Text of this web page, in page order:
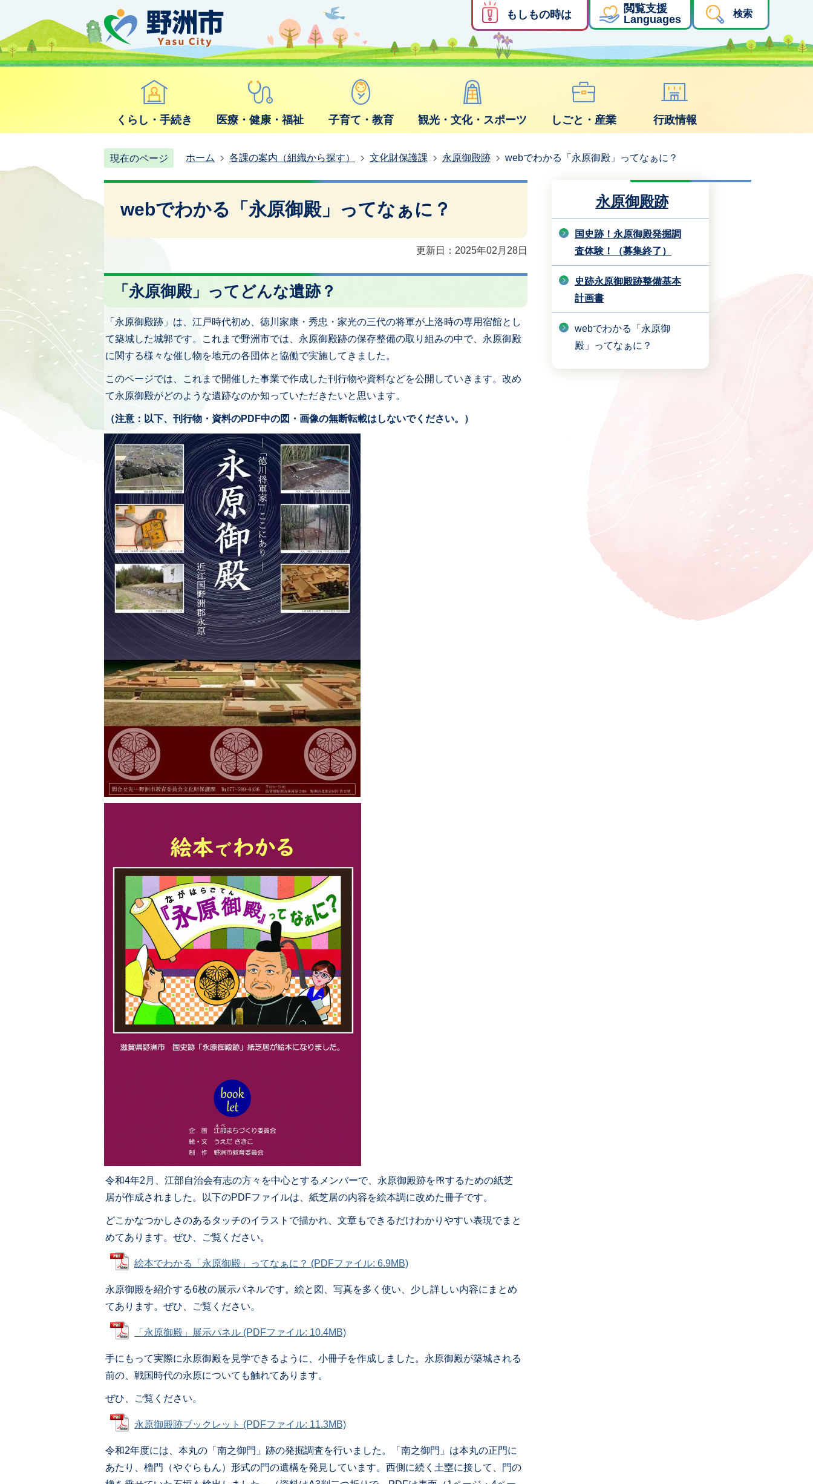
もしもの時は
閲覧支援
Languages
検索
くらし・手続き 医療・健康・福祉 子育て・教育 観光・文化・スポーツ しごと・産業 行政情報
現在のページ ホーム 各課の案内（組織から探す） 文化財保護課 永原御殿跡 webでわかる「永原御殿」ってなぁに？
webでわかる「永原御殿」ってなぁに？
更新日：2025年02月28日
「永原御殿」ってどんな遺跡？
「永原御殿跡」は、江戸時代初め、徳川家康・秀忠・家光の三代の将軍が上洛時の専用宿館とし
て築城した城郭です。これまで野洲市では、永原御殿跡の保存整備の取り組みの中で、永原御殿
に関する様々な催し物を地元の各団体と協働で実施してきました。
このページでは、これまで開催した事業で作成した刊行物や資料などを公開していきます。改め
て永原御殿がどのような遺跡なのか知っていただきたいと思います。
（注意：以下、刊行物・資料のPDF中の図・画像の無断転載はしないでください。）
令和4年2月、江部自治会有志の方々を中心とするメンバーで、永原御殿跡を㏚するための紙芝
居が作成されました。以下のPDFファイルは、紙芝居の内容を絵本調に改めた冊子です。
どこかなつかしさのあるタッチのイラストで描かれ、文章もできるだけわかりやすい表現でまと
めてあります。ぜひ、ご覧ください。
絵本でわかる「永原御殿」ってなぁに？ (PDFファイル: 6.9MB)
永原御殿を紹介する6枚の展示パネルです。絵と図、写真を多く使い、少し詳しい内容にまとめ
てあります。ぜひ、ご覧ください。
「永原御殿」展示パネル (PDFファイル: 10.4MB)
手にもって実際に永原御殿を見学できるように、小冊子を作成しました。永原御殿が築城される
前の、戦国時代の永原についても触れてあります。
ぜひ、ご覧ください。
永原御殿跡ブックレット (PDFファイル: 11.3MB)
令和2年度には、本丸の「南之御門」跡の発掘調査を行いました。「南之御門」は本丸の正門に
あたり、櫓門（やぐらもん）形式の門の遺構を発見しています。西側に続く土塁に接して、門の
永原御殿跡
国史跡！永原御殿発掘調
査体験！（募集終了）
史跡永原御殿跡整備基本
計画書
webでわかる「永原御
殿」ってなぁに？